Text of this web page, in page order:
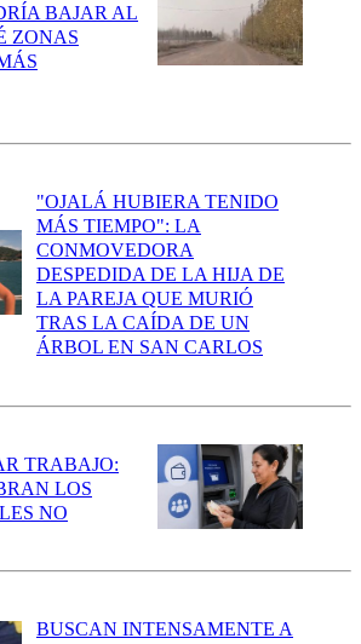
BAJAR AL
ZONAS
"OJALÁ HUBIERA TENIDO
MÁS TIEMPO": LA
CONMOVEDORA
DESPEDIDA DE LA HIJA DE
LA PAREJA QUE MURIÓ
TRAS LA CAÍDA DE UN
ÁRBOL EN SAN CARLOS
TRABAJO:
LOS
NO
BUSCAN INTENSAMENTE A